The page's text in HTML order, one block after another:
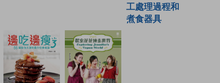
工處理過程和
煮食器具